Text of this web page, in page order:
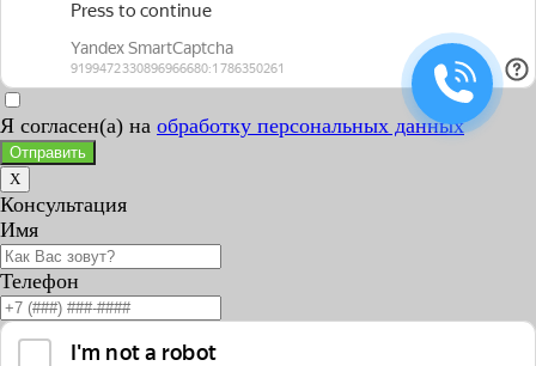
Я согласен(а) на обработку персональных данных
Отправить
X
Консультация
Имя
Телефон